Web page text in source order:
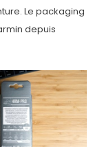
Le packaging
depuis